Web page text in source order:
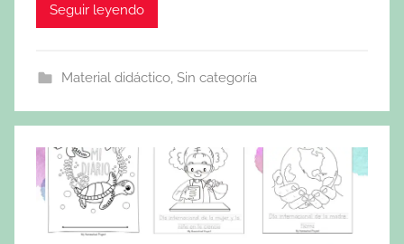
Seguir leyendo
Material didáctico, Sin categoría